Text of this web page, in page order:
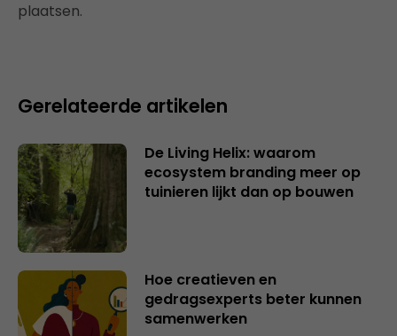
plaatsen.
Gerelateerde artikelen
De Living Helix: waarom
ecosystem branding meer op
tuinieren lijkt dan op bouwen
Hoe creatieven en
gedragsexperts beter kunnen
samenwerken